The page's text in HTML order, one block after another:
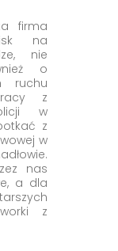
firma
na
nie
o
ruchu
z
w
z
w
nas
a dla
z